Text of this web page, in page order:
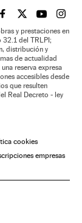
EL PAÍS BRASIL EN
EL PAÍSEL PAÍS
EL
y prestaciones en
32.1 del TRLPI;
distribución y
de actualidad
reserva expresa
accesibles desde
que resulten
Real Decreto - ley
cookies
empresas